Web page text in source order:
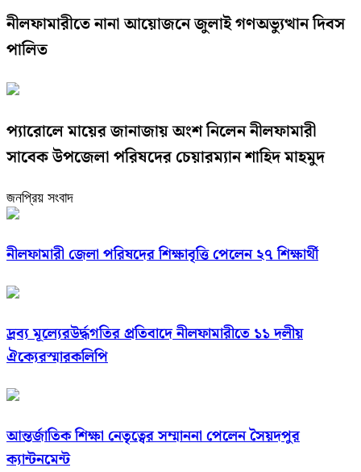
নীলফামারীতে নানা আয়োজনে জুলাই গণঅভ্যুত্থান দিবস
পালিত
প্যারোলে মায়ের জানাজায় অংশ নিলেন নীলফামারী
সাবেক উপজেলা পরিষদের চেয়ারম্যান শাহিদ মাহমুদ
জনপ্রিয় সংবাদ
নীলফামারী জেলা পরিষদের শিক্ষাবৃত্তি পেলেন ২৭ শিক্ষার্থী
দ্রব্য মূল্যেরউর্দ্ধগতির প্রতিবাদে নীলফামারীতে ১১ দলীয়
ঐক্যেরস্মারকলিপি
আন্তর্জাতিক শিক্ষা নেতৃত্বের সম্মাননা পেলেন সৈয়দপুর
ক্যান্টনমেন্ট